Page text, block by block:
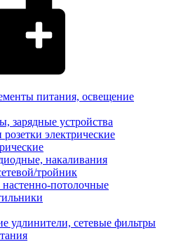
питания, освещение
зарядные устройства
электрические
накаливания
тройник
потолочные
удлинители, сетевые фильтры